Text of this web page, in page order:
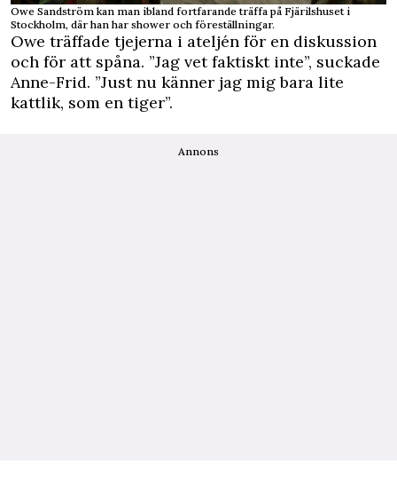
Owe Sandström kan man ibland fortfarande träffa på Fjärilshuset i
Stockholm, där han har shower och föreställningar.
Owe träffade tjejerna i ateljén för en diskussion
och för att spåna. ”Jag vet faktiskt inte”, suckade
Anne-Frid. ”Just nu känner jag mig bara lite
kattlik, som en tiger”.
Annons